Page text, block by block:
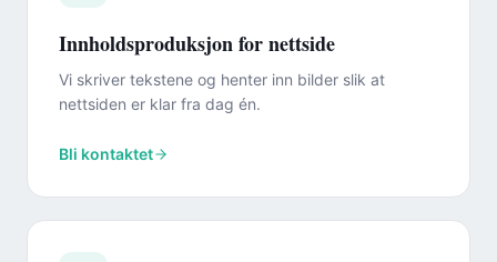
Innholdsproduksjon for nettside
Vi skriver tekstene og henter inn bilder slik at
nettsiden er klar fra dag én.
Bli kontaktet